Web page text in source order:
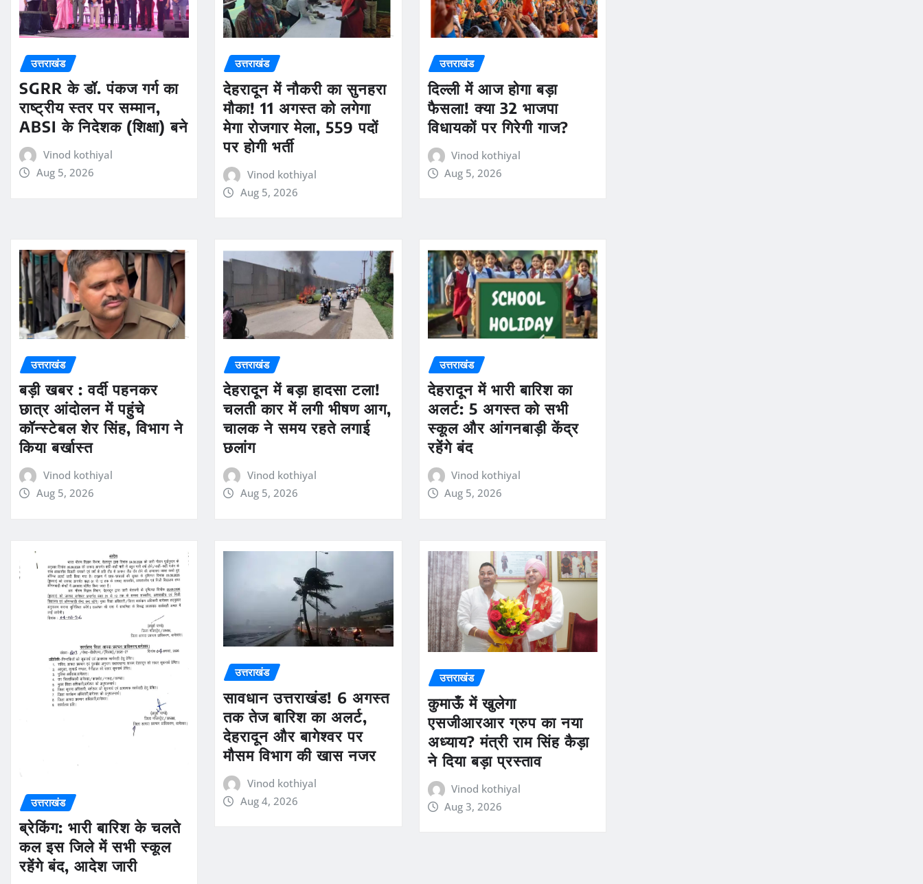
उत्तराखंड
SGRR के डॉ. पंकज गर्ग का
राष्ट्रीय स्तर पर सम्मान,
ABSI के निदेशक (शिक्षा) बने
Vinod kothiyal
Aug 5, 2026
उत्तराखंड
देहरादून में नौकरी का सुनहरा
मौका! 11 अगस्त को लगेगा
मेगा रोजगार मेला, 559 पदों
पर होगी भर्ती
Vinod kothiyal
Aug 5, 2026
उत्तराखंड
दिल्ली में आज होगा बड़ा
फैसला! क्या 32 भाजपा
विधायकों पर गिरेगी गाज?
Vinod kothiyal
Aug 5, 2026
उत्तराखंड
बड़ी खबर : वर्दी पहनकर
छात्र आंदोलन में पहुंचे
कॉन्स्टेबल शेर सिंह, विभाग ने
किया बर्खास्त
Vinod kothiyal
Aug 5, 2026
उत्तराखंड
देहरादून में बड़ा हादसा टला!
चलती कार में लगी भीषण आग,
चालक ने समय रहते लगाई
छलांग
Vinod kothiyal
Aug 5, 2026
उत्तराखंड
देहरादून में भारी बारिश का
अलर्ट: 5 अगस्त को सभी
स्कूल और आंगनबाड़ी केंद्र
रहेंगे बंद
Vinod kothiyal
Aug 5, 2026
उत्तराखंड
ब्रेकिंग: भारी बारिश के चलते
कल इस जिले में सभी स्कूल
रहेंगे बंद, आदेश जारी
उत्तराखंड
सावधान उत्तराखंड! 6 अगस्त
तक तेज बारिश का अलर्ट,
देहरादून और बागेश्वर पर
मौसम विभाग की खास नजर
Vinod kothiyal
Aug 4, 2026
उत्तराखंड
कुमाऊँ में खुलेगा
एसजीआरआर ग्रुप का नया
अध्याय? मंत्री राम सिंह कैड़ा
ने दिया बड़ा प्रस्ताव
Vinod kothiyal
Aug 3, 2026